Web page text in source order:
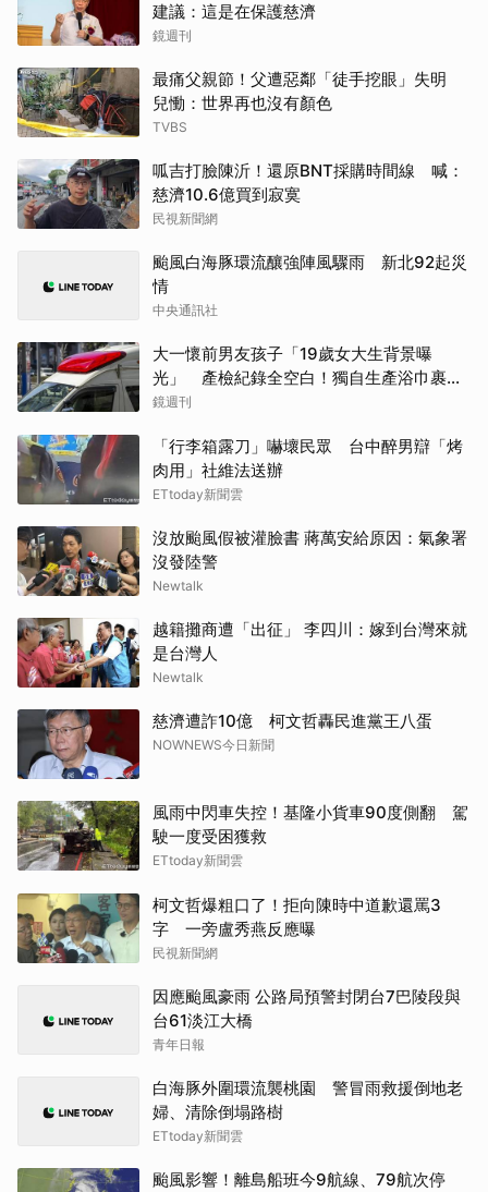
建議：這是在保護慈濟
鏡週刊
最痛父親節！父遭惡鄰「徒手挖眼」失明
兒慟：世界再也沒有顏色
TVBS
呱吉打臉陳沂！還原BNT採購時間線 喊：
慈濟10.6億買到寂寞
民視新聞網
颱風白海豚環流釀強陣風驟雨 新北92起災
情
中央通訊社
大一懷前男友孩子「19歲女大生背景曝
光」 產檢紀錄全空白！獨自生產浴巾裹嬰
屍藏家5天
鏡週刊
「行李箱露刀」嚇壞民眾 台中醉男辯「烤
肉用」社維法送辦
ETtoday新聞雲
沒放颱風假被灌臉書 蔣萬安給原因：氣象署
沒發陸警
Newtalk
越籍攤商遭「出征」 李四川：嫁到台灣來就
是台灣人
Newtalk
慈濟遭詐10億 柯文哲轟民進黨王八蛋
NOWNEWS今日新聞
風雨中閃車失控！基隆小貨車90度側翻 駕
駛一度受困獲救
ETtoday新聞雲
柯文哲爆粗口了！拒向陳時中道歉還罵3
字 一旁盧秀燕反應曝
民視新聞網
因應颱風豪雨 公路局預警封閉台7巴陵段與
台61淡江大橋
青年日報
白海豚外圍環流襲桃園 警冒雨救援倒地老
婦、清除倒塌路樹
ETtoday新聞雲
颱風影響！離島船班今9航線、79航次停